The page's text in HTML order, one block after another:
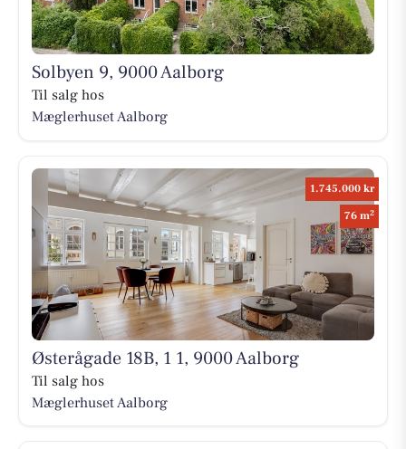
Solbyen 9, 9000 Aalborg
Til salg hos
Mæglerhuset Aalborg
1.745.000 kr
76 m2
Østerågade 18B, 1 1, 9000 Aalborg
Til salg hos
Mæglerhuset Aalborg